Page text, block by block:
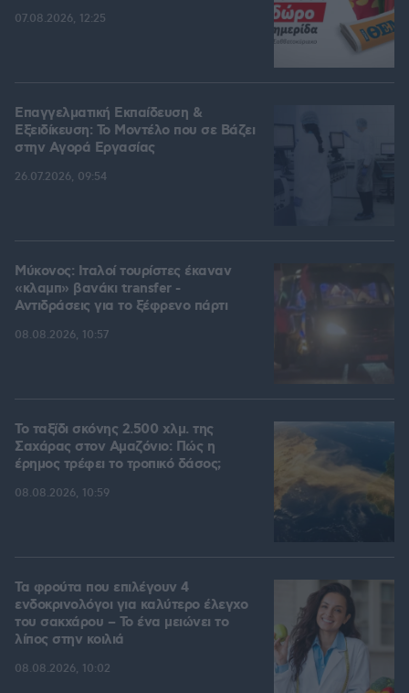
07.08.2026, 12:25
Επαγγελματική Εκπαίδευση &
Εξειδίκευση: Το Mοντέλο που σε Bάζει
στην Aγορά Eργασίας
26.07.2026, 09:54
Μύκονος: Ιταλοί τουρίστες έκαναν
«κλαμπ» βανάκι transfer -
Αντιδράσεις για το ξέφρενο πάρτι
08.08.2026, 10:57
Το ταξίδι σκόνης 2.500 χλμ. της
Σαχάρας στον Αμαζόνιο: Πώς η
έρημος τρέφει το τροπικό δάσος;
08.08.2026, 10:59
Τα φρούτα που επιλέγουν 4
ενδοκρινολόγοι για καλύτερο έλεγχο
του σακχάρου – Το ένα μειώνει το
λίπος στην κοιλιά
08.08.2026, 10:02